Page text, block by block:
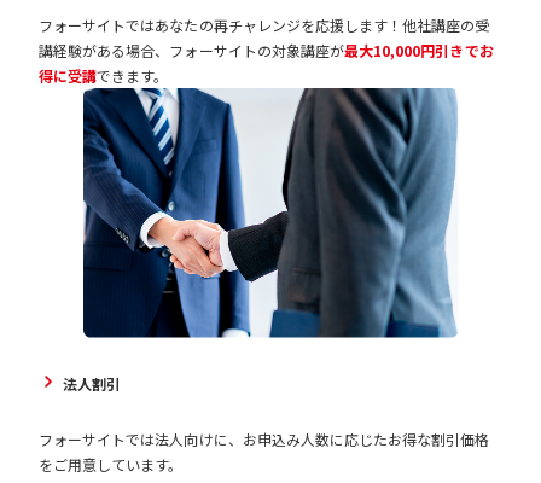
フォーサイトではあなたの再チャレンジを応援します！他社講座の受
講経験がある場合、フォーサイトの対象講座が最大10,000円引きでお
得に受講できます。
法人割引
フォーサイトでは法人向けに、お申込み人数に応じたお得な割引価格
をご用意しています。